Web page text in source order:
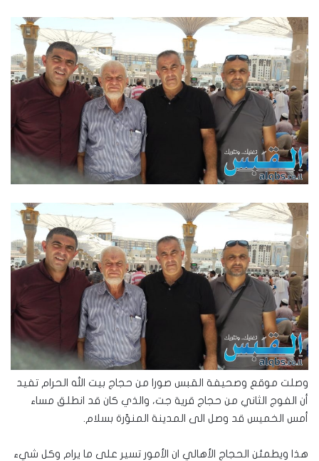
وصلت موقع وصحيفة القبس صورا من حجاج بيت الله الحرام تفيد
أن الفوج الثاني من حجاج قرية جت، والذي كان قد انطلق مساء
أمس الخميس قد وصل الى المدينة المنوّرة بسلام.
هذا ويطمئن الحجاج الأهالي ان الأمور تسير على ما يرام وكل شيء